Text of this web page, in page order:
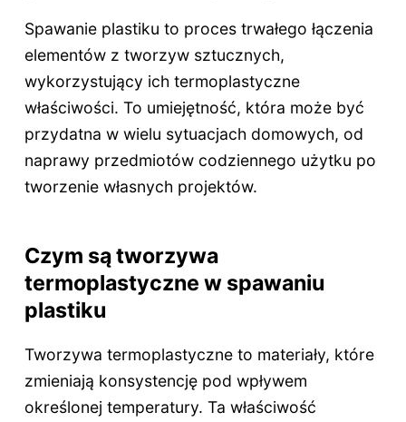
Spawanie plastiku to proces trwałego łączenia
elementów z tworzyw sztucznych,
wykorzystujący ich termoplastyczne
właściwości. To umiejętność, która może być
przydatna w wielu sytuacjach domowych, od
naprawy przedmiotów codziennego użytku po
tworzenie własnych projektów.
Czym są tworzywa
termoplastyczne w spawaniu
plastiku
Tworzywa termoplastyczne to materiały, które
zmieniają konsystencję pod wpływem
określonej temperatury. Ta właściwość